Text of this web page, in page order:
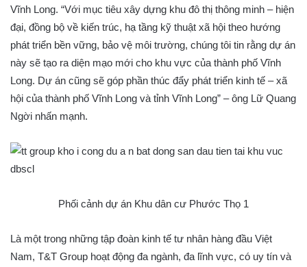
Vĩnh Long. “Với mục tiêu xây dựng khu đô thị thông minh – hiện
đại, đồng bộ về kiến trúc, hạ tầng kỹ thuật xã hội theo hướng
phát triển bền vững, bảo vệ môi trường, chúng tôi tin rằng dự án
này sẽ tạo ra diện mạo mới cho khu vực của thành phố Vĩnh
Long. Dự án cũng sẽ góp phần thúc đẩy phát triển kinh tế – xã
hội của thành phố Vĩnh Long và tỉnh Vĩnh Long” – ông Lữ Quang
Ngời nhấn mạnh.
Phối cảnh dự án Khu dân cư Phước Thọ 1
Là một trong những tập đoàn kinh tế tư nhân hàng đầu Việt
Nam, T&T Group hoạt động đa ngành, đa lĩnh vực, có uy tín và